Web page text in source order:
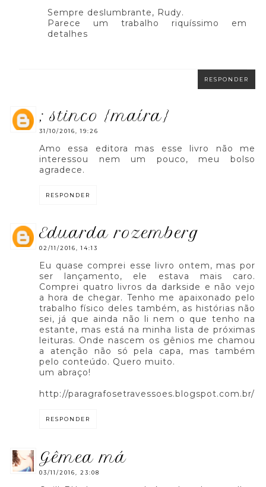
Sempre deslumbrante, Rudy.
Parece um trabalho riquíssimo em
detalhes
RESPONDER
; stinco {maíra}
31/10/2016, 19:26
Amo essa editora mas esse livro não me
interessou nem um pouco, meu bolso
agradece.
RESPONDER
eduarda rozemberg
02/11/2016, 14:13
Eu quase comprei esse livro ontem, mas por
ser lançamento, ele estava mais caro.
Comprei quatro livros da darkside e não vejo
a hora de chegar. Tenho me apaixonado pelo
trabalho físico deles também, as histórias não
sei, já que ainda não li nem o que tenho na
estante, mas está na minha lista de próximas
leituras. Onde nascem os gênios me chamou
a atenção não só pela capa, mas também
pelo conteúdo. Quero muito.
um abraço!
http://paragrafosetravessoes.blogspot.com.br/
RESPONDER
gêmea má
03/11/2016, 23:08